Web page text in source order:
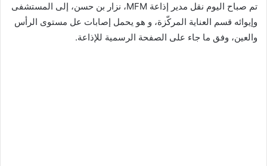
تم صباح اليوم نقل مدير إذاعة MFM، نزار بن حسن، إلى المستشفى
وإيوائه قسم العناية المركّزة، و هو يحمل إصابات عل مستوى الرأس
والعين، وفق ما جاء على الصفحة الرسمية للإذاعة.